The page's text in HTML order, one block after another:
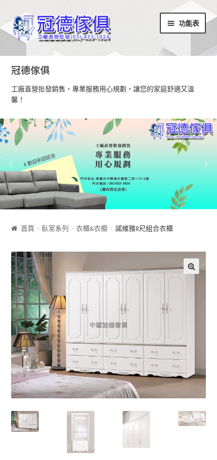
略
過
導
覽
跳
至
內
容
功能表
首頁
家具商品
超值商品區
小椅凳/長方凳系列
居家飾品
沙發床
屏風
展示櫃&收納櫃
茶几
雙面櫃
鞋櫃
電視櫃&長櫃
冠德傢俱
工廠直營批發銷售，專業服務用心規劃，讓您的家庭舒適又溫
馨！
首頁 臥室系列 衣櫃&衣櫥 諾維雅8尺組合衣櫃